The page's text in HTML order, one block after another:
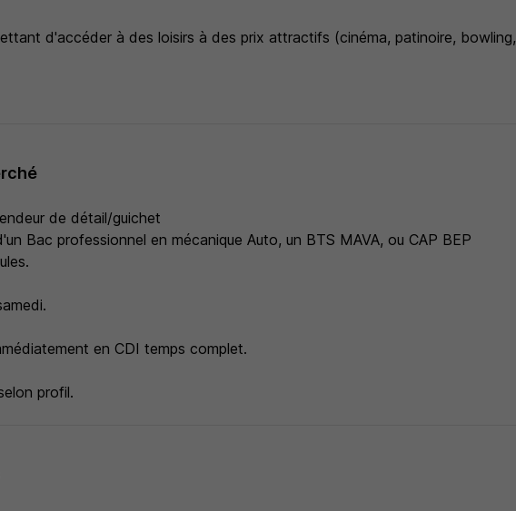
d'accéder à des loisirs à des prix attractifs (cinéma, patinoire, bowling,
de détail/guichet
Bac professionnel en mécanique Auto, un BTS MAVA, ou CAP BEP
en CDI temps complet.
profil.